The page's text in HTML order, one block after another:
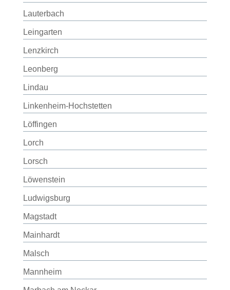
Lauterbach
Leingarten
Lenzkirch
Leonberg
Lindau
Linkenheim-Hochstetten
Löffingen
Lorch
Lorsch
Löwenstein
Ludwigsburg
Magstadt
Mainhardt
Malsch
Mannheim